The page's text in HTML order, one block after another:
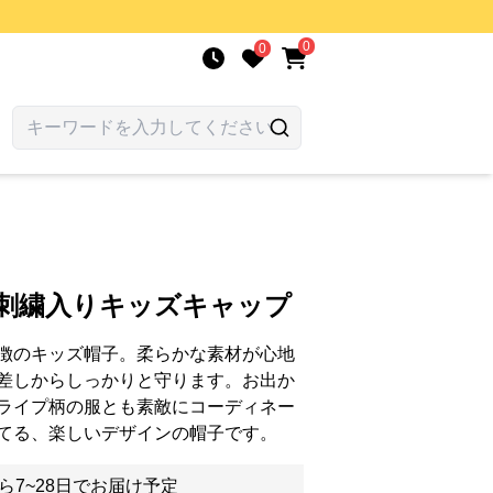
0 0
繍入りキッズキャップ
のキッズ帽子。柔らかな素材が心地
しからしっかりと守ります。お出か
イプ柄の服とも素敵にコーディネー
、楽しいデザインの帽子です。
7~28日でお届け予定